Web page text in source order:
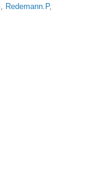
, Redemann.P,